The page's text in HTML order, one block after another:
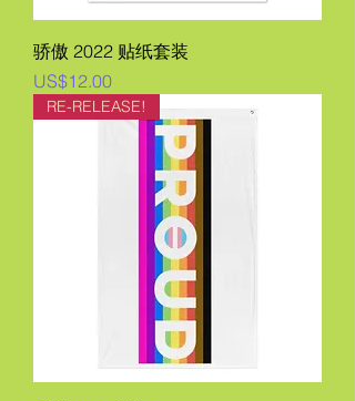
骄傲 2022 贴纸套装
價格
US$12.00
RE-RELEASE!